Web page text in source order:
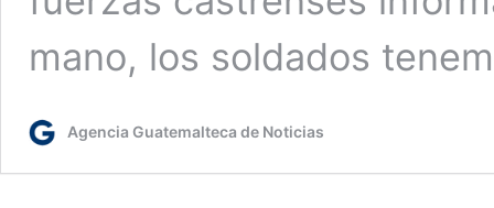
mano, los soldados
Agencia Guatemalteca de Noticias